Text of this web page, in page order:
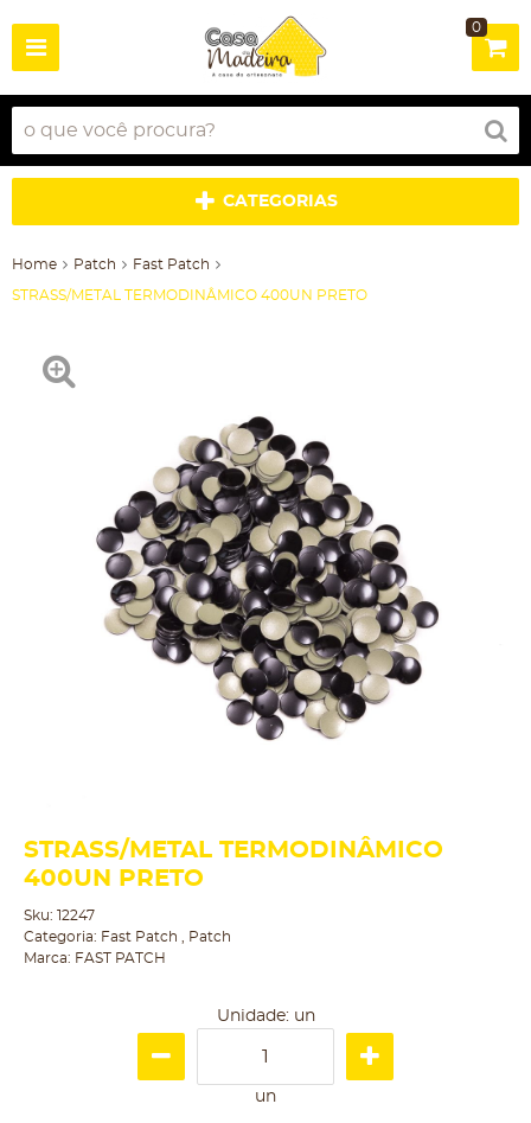
0
CATEGORIAS
Home Patch Fast Patch
STRASS/METAL TERMODINÂMICO 400UN PRETO
STRASS/METAL TERMODINÂMICO
400UN PRETO
Sku: 12247
Categoria: Fast Patch
Patch
Marca: FAST PATCH
Unidade: un
un